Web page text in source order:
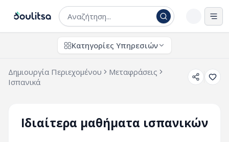
Κατηγορίες Υπηρεσιών
Δημιουργία Περιεχομένου
Μεταφράσεις
Ισπανικά
Ιδιαίτερα μαθήματα ισπανικών